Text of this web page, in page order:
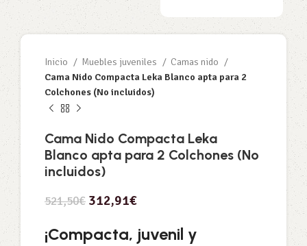
Inicio Muebles juveniles
Camas nido
Cama Nido Compacta Leka Blanco apta para 2
Colchones (No incluidos)
Cama Nido Compacta Leka
Blanco apta para 2 Colchones (No
incluidos)
521,50€ 312,91€
¡Compacta, juvenil y